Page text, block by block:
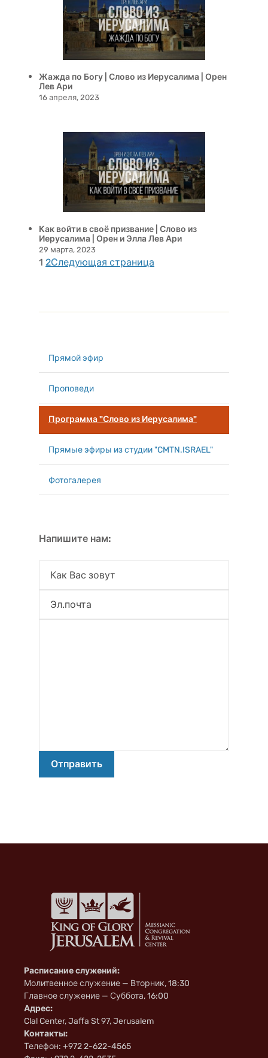
Жажда по Богу | Слово из Иерусалима | Орен
Лев Ари
16 апреля, 2023
Как войти в своё призвание | Слово из
Иерусалима | Орен и Элла Лев Ари
29 марта, 2023
1 2Следующая страница
Прямой эфир
Проповеди
Программа "Слово из Иерусалима"
Прямые эфиры из студии "CMTN.ISRAEL"
Фотогалерея
Напишите нам:
Расписание служений:
Молитвенное служение — Вторник, 18:30
Главное служение — Суббота, 16:00
Адрес:
Clal Center, Jaffa St 97, Jerusalem
Контакты:
Телефон: +972 2-622-4565